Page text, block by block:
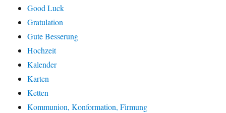
Good Luck
Gratulation
Gute Besserung
Hochzeit
Kalender
Karten
Ketten
Kommunion, Konformation, Firmung